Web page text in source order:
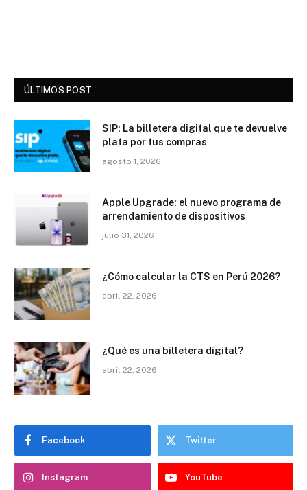
ÚLTIMOS POST
SIP: La billetera digital que te devuelve
plata por tus compras
agosto 1, 2026
Apple Upgrade: el nuevo programa de
arrendamiento de dispositivos
julio 31, 2026
¿Cómo calcular la CTS en Perú 2026?
abril 22, 2026
¿Qué es una billetera digital?
abril 22, 2026
Facebook Twitter
Instagram YouTube